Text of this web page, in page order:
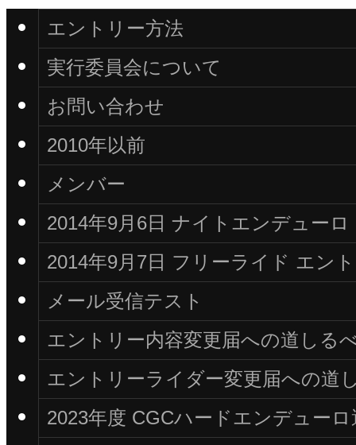
エントリー方法
実行委員会について
お問い合わせ
2010年以前
メンバー
2014年9月6日 ナイトエンデュー
2014年9月7日 フリーライド エン
メール受信テスト
エントリー内容変更届への道しる
エントリーライダー変更届への道
2023年度 CGCハードエンデュー